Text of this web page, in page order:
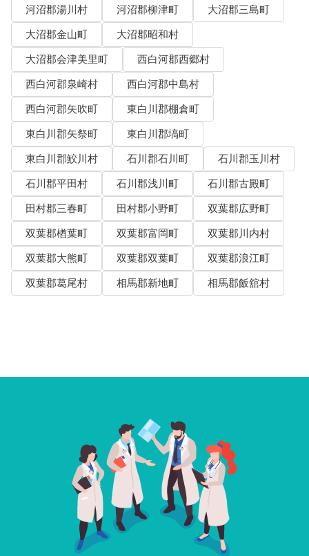
河沼郡湯川村
河沼郡柳津町
大沼郡三島町
大沼郡金山町
大沼郡昭和村
大沼郡会津美里町
西白河郡西郷村
西白河郡泉崎村
西白河郡中島村
西白河郡矢吹町
東白川郡棚倉町
東白川郡矢祭町
東白川郡塙町
東白川郡鮫川村
石川郡石川町
石川郡玉川村
石川郡平田村
石川郡浅川町
石川郡古殿町
田村郡三春町
田村郡小野町
双葉郡広野町
双葉郡楢葉町
双葉郡富岡町
双葉郡川内村
双葉郡大熊町
双葉郡双葉町
双葉郡浪江町
双葉郡葛尾村
相馬郡新地町 相馬郡飯舘村